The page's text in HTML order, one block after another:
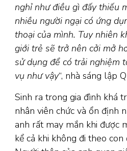
nghỉ như điều gì đấy thiếu
nhiều người ngại có ứng
thoại của mình. Tuy nhiên
giới trẻ sẽ trở nên cởi mở
sử dụng để có trải nghiệm
vụ như vậy“, nhà sáng lập
Sinh ra trong gia đình khá
nhân viên chức và ổn định
anh rất may mắn khi được
kể cả khi không đi theo con